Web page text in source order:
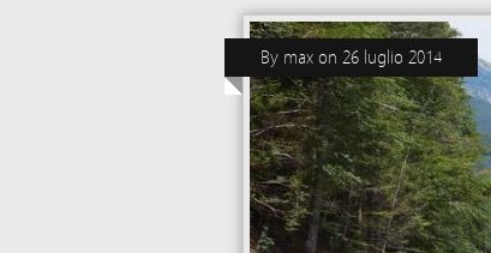
By max on 26 luglio 2014